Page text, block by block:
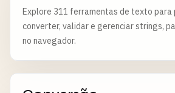
Explore 311 ferramentas de texto para
converter, validar e gerenciar strings,
no navegador.